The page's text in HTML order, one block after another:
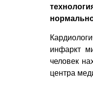
инфаркт
человек
центра